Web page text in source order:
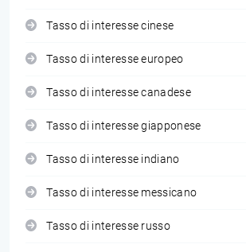
Tasso di interesse cinese
Tasso di interesse europeo
Tasso di interesse canadese
Tasso di interesse giapponese
Tasso di interesse indiano
Tasso di interesse messicano
Tasso di interesse russo